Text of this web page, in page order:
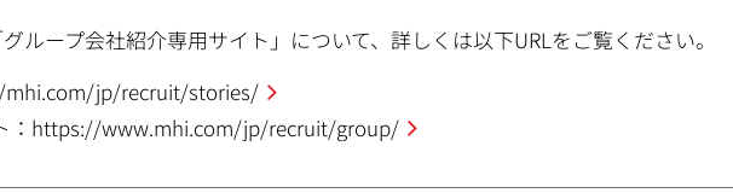
ループ会社紹介専用サイト」について、詳しくは以下URLをご覧ください。
jp/recruit/stories/
https://www.mhi.com/jp/recruit/group/